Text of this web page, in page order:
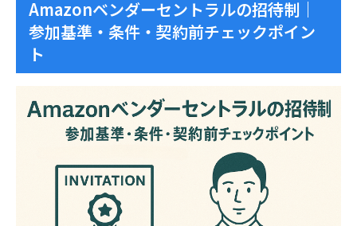
Amazonベンダーセントラルの招待制｜
参加基準・条件・契約前チェックポイン
ト